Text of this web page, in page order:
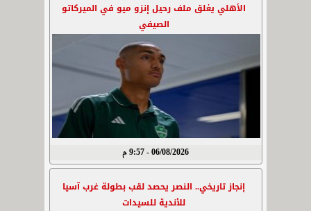
الأهلي يغلق ملف رحيل إنزو ميو في الميركاتو
الصيفي
06/08/2026 - 9:57 م
إنجاز تاريخي.. النصر يحصد لقب بطولة غرب آسيا
للأندية للسيدات